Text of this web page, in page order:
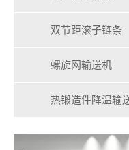
双节距滚子链条
螺旋网输送机
热锻造件降温输